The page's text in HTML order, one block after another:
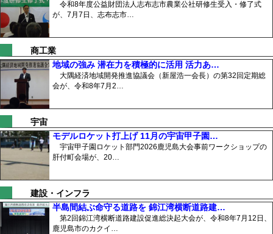
令和8年度公益財団法人志布志市農業公社研修生受入・修了式
が、7月7日、志布志市…
商工業
地域の強み 潜在力を積極的に活用 活力あ…
大隅経済地域開発推進協議会（新屋浩一会長）の第32回定期総
会が、令和8年7月2…
宇宙
モデルロケット打上げ 11月の宇宙甲子園…
宇宙甲子園ロケット部門2026鹿児島大会事前ワークショップの
肝付町会場が、20…
建設・インフラ
半島間結ぶ命守る道路を 錦江湾横断道路建…
第2回錦江湾横断道路建設促進総決起大会が、令和8年7月12日、
鹿児島市のカクイ…